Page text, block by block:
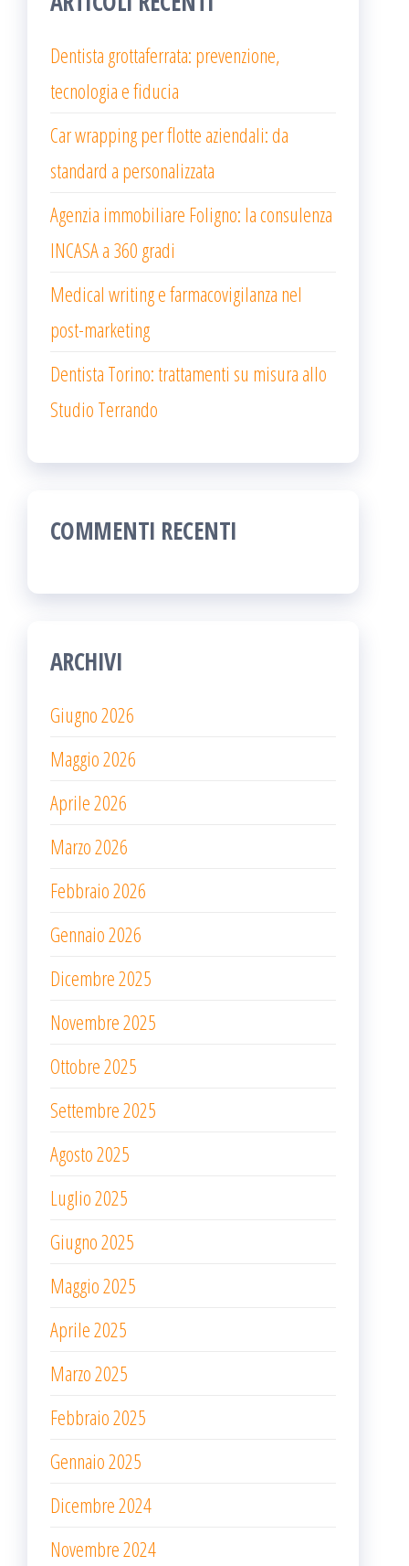
Dentista grottaferrata: prevenzione,
tecnologia e fiducia
Car wrapping per flotte aziendali: da
standard a personalizzata
Agenzia immobiliare Foligno: la consulenza
INCASA a 360 gradi
Medical writing e farmacovigilanza nel
post-marketing
Dentista Torino: trattamenti su misura allo
Studio Terrando
COMMENTI RECENTI
ARCHIVI
Giugno 2026
Maggio 2026
Aprile 2026
Marzo 2026
Febbraio 2026
Gennaio 2026
Dicembre 2025
Novembre 2025
Ottobre 2025
Settembre 2025
Agosto 2025
Luglio 2025
Giugno 2025
Maggio 2025
Aprile 2025
Marzo 2025
Febbraio 2025
Gennaio 2025
Dicembre 2024
Novembre 2024